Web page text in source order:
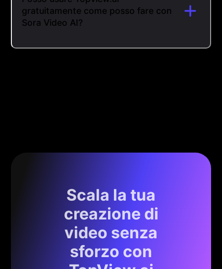
gratuitamente come posso fare con
Sora Video AI?
Scala la tua
creazione di
video senza
sforzo con